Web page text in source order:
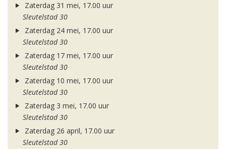
Zaterdag 31 mei, 17.00 uur
Sleutelstad 30
Zaterdag 24 mei, 17.00 uur
Sleutelstad 30
Zaterdag 17 mei, 17.00 uur
Sleutelstad 30
Zaterdag 10 mei, 17.00 uur
Sleutelstad 30
Zaterdag 3 mei, 17.00 uur
Sleutelstad 30
Zaterdag 26 april, 17.00 uur
Sleutelstad 30